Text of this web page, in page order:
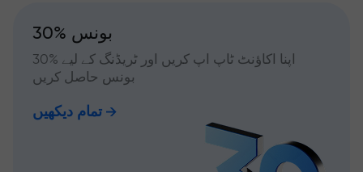
30% بونس
اپنا اکاؤنٹ ٹاپ اپ کریں اور ٹریڈنگ کے لیے %30
بونس حاصل کریں
تمام دیکھیں